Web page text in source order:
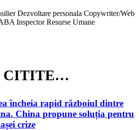
Dezvoltare personala Copywriter/Web
Inspector Resurse Umane
CITITE…
încheia rapid războiul dintre
China propune soluția pentru
crize